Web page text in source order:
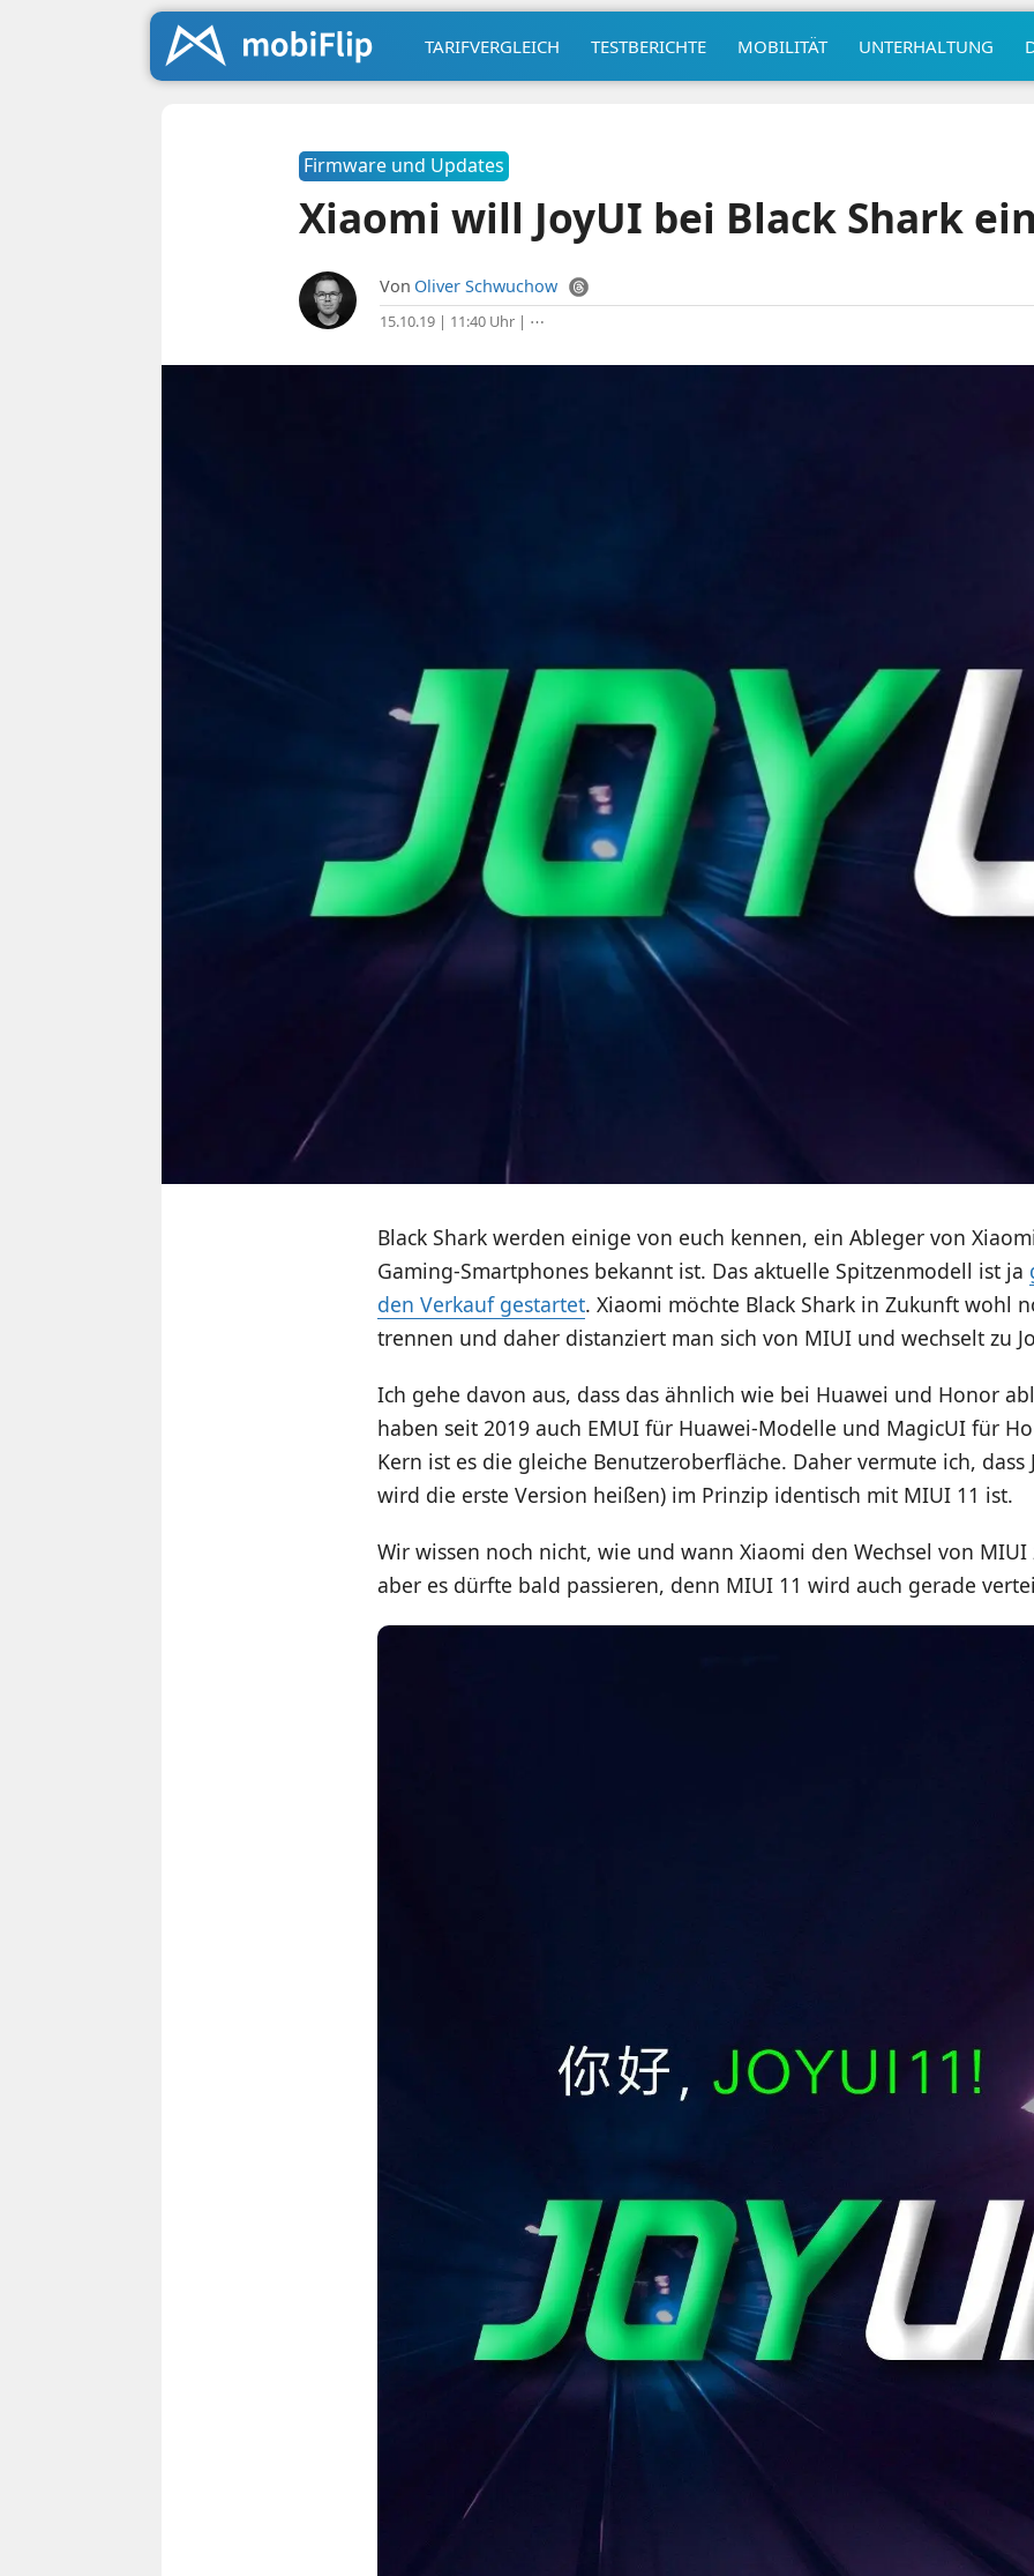
TARIFVERGLEICH TESTBERICHTE MOBILITÄT UNTERHALTUNG
Firmware und Updates
Xiaomi will JoyUI bei Black Shark
Von Oliver Schwuchow
15.10.19 | 11:40 Uhr| ⋯
Black Shark werden einige von euch kennen, ein Ableger von
Gaming-Smartphones bekannt ist. Das aktuelle Spitzenmodell ist ja
den Verkauf gestartet. Xiaomi möchte Black Shark in Zukunft wohl
trennen und daher distanziert man sich von MIUI und wechselt zu
Ich gehe davon aus, dass das ähnlich wie bei Huawei und Honor
haben seit 2019 auch EMUI für Huawei-Modelle und MagicUI für
Kern ist es die gleiche Benutzeroberfläche. Daher vermute ich, dass
wird die erste Version heißen) im Prinzip identisch mit MIUI 11 ist.
Wir wissen noch nicht, wie und wann Xiaomi den Wechsel von MIUI
aber es dürfte bald passieren, denn MIUI 11 wird auch gerade